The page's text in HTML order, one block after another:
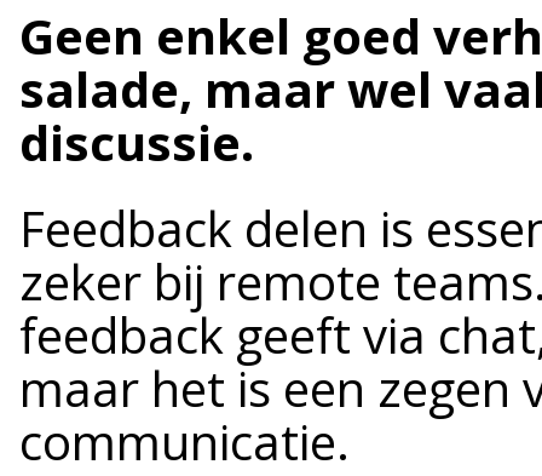
Geen enkel goed
salade, maar wel
discussie.
Feedback delen is
zeker bij remote
feedback geeft via
maar het is een zegen
communicatie.